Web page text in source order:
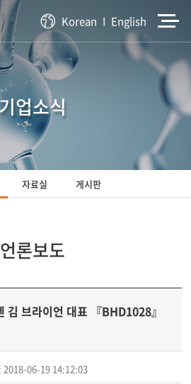
Korean English
기업소식
자료실 게시판
언론보도
김 브라이언 대표 『BHD1028』
2018-06-19 14:12:03